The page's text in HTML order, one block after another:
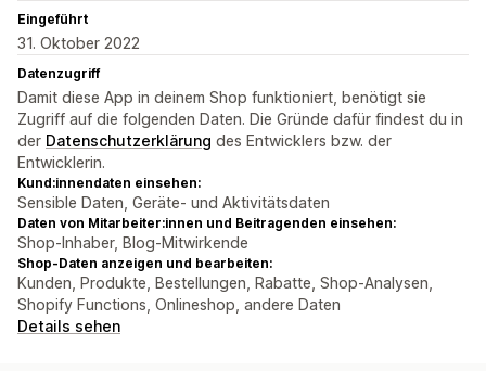
Eingeführt
31. Oktober 2022
Datenzugriff
Damit diese App in deinem Shop funktioniert, benötigt sie
Zugriff auf die folgenden Daten. Die Gründe dafür findest du in
der Datenschutzerklärung des Entwicklers bzw. der
Entwicklerin.
Kund:innendaten einsehen:
Sensible Daten, Geräte- und Aktivitätsdaten
Daten von Mitarbeiter:innen und Beitragenden einsehen:
Shop-Inhaber, Blog-Mitwirkende
Shop-Daten anzeigen und bearbeiten:
Kunden, Produkte, Bestellungen, Rabatte, Shop-Analysen,
Shopify Functions, Onlineshop, andere Daten
Details sehen